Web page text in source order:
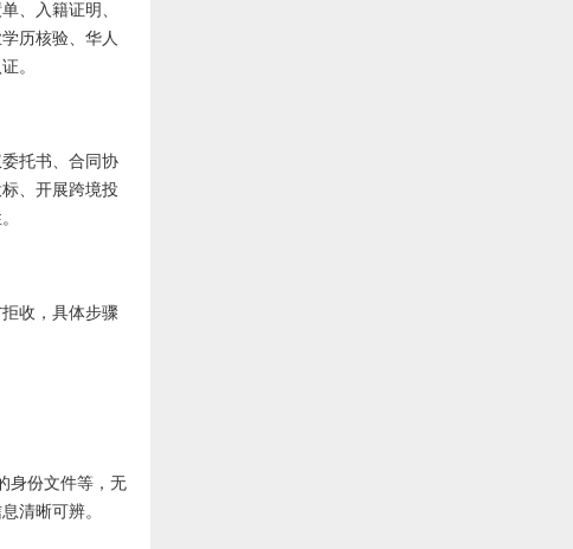
、入籍证明、
历核验、华人
。
托书、合同协
、开展跨境投
拒收，具体步骤
身份文件等，无
清晰可辨。